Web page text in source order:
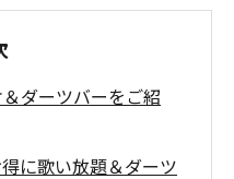
ダーツバーをご紹
に歌い放題＆ダーツ